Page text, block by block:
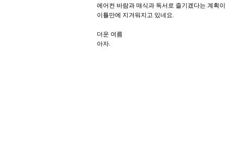
에어컨 바람과 매식과 독서로 즐기겠다는 계획
이틀만에 지겨워지고 있네요.
더운 여름
아자.